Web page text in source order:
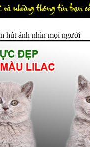
hút ánh nhìn mọi người